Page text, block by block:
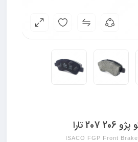
تارا
ISACO FGP Front